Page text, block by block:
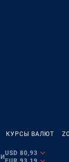
КУРСЫ ВАЛЮТ
USD 80,93